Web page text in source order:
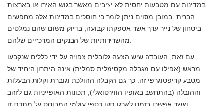
במדינות עם מטבעות יחסית לא יציבים מאשר בגוש האירו או בארצות
הברית. במובן מסוים ניתן לומר כי חוסכים במדינות אלה מחפשים
ביטחון של נייר ערך אשר אספקתו קבועה, בדיוק משום שהם נמלטים
עם זאת, העובדה שיש הצעה גלובלית צפויה על ידי כללים שנקבעו
מראש (אפילו עם מגבלה מקסימלית סמלית) אינה היתרון היחיד של
מטבע קריפטוגרפי זה. כך גם הקבלה ההולכת וגוברת וקלות הבעלות
וההובלה (בהתחשב באופיו הווירטואלי), תכונות האופייניות גם לזהב